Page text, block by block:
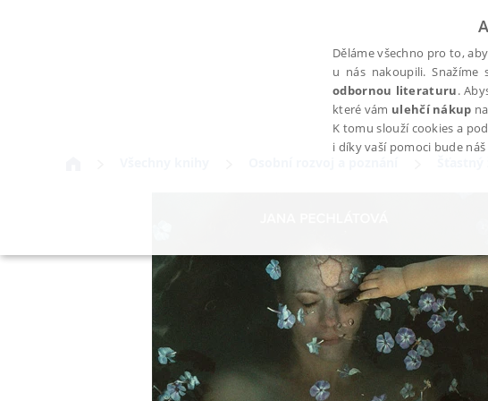
Děláme všechno pro to,
u nás nakoupili. Snažíme
odbornou literaturu.
které vám ulehčí nákup
K tomu slouží cookies a
i díky vaší pomoci bude
NEZBYTNÉ
Nezbytné
Nezbytně nutné soubory cookie umožňují základní funkce webových stránek,